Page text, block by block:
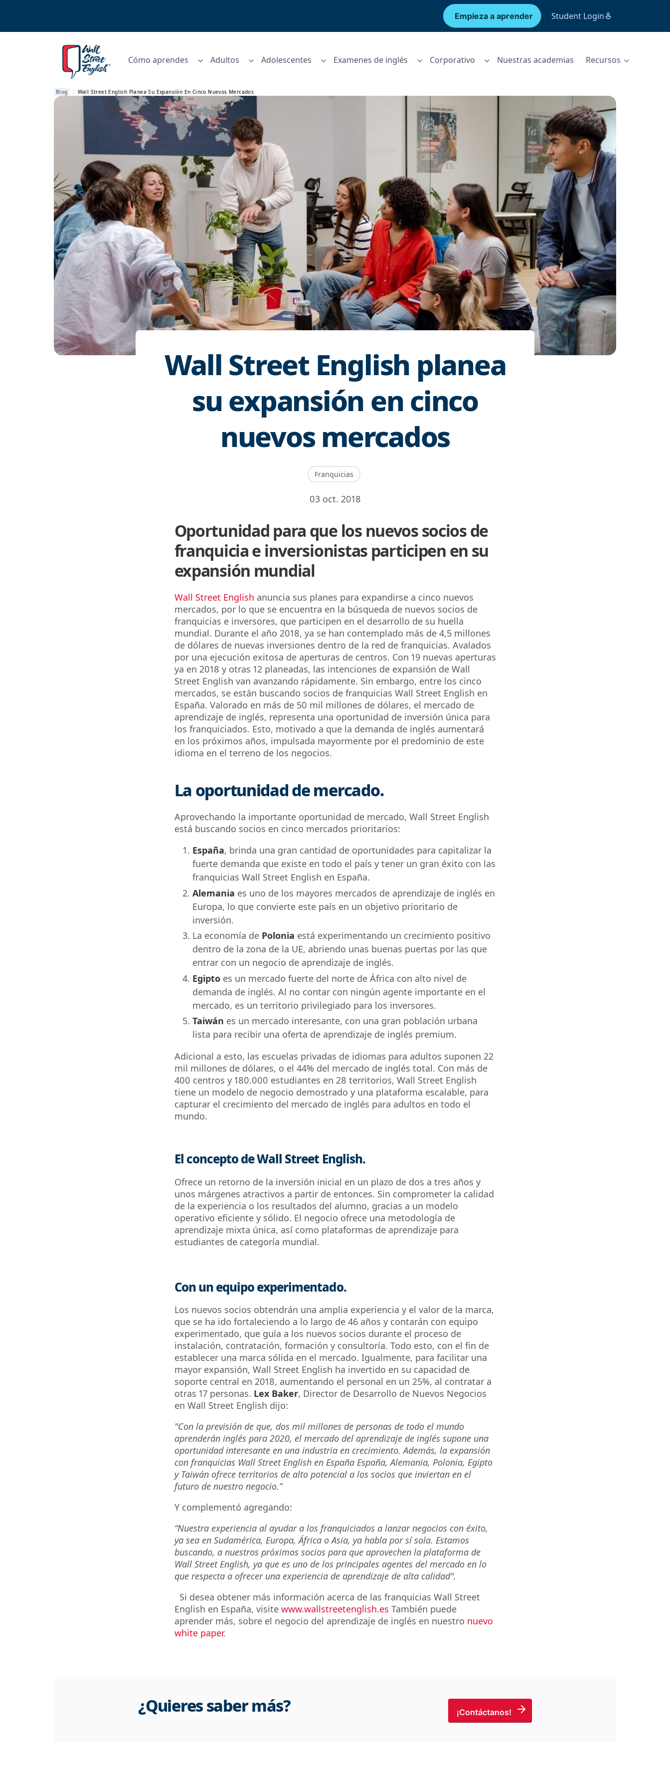
Empieza a aprender Student Login
Cómo aprendes Adultos Adolescentes Examenes de inglés Corporativo Nuestras academias Recursos
Blog Wall Street English Planea Su Expansión En Cinco Nuevos Mercados
Wall Street English planea
su expansión en cinco
nuevos mercados
Franquicias
03 oct. 2018
Oportunidad para que los nuevos socios de
franquicia e inversionistas participen en su
expansión mundial
Wall Street English anuncia sus planes para expandirse a cinco nuevos
mercados, por lo que se encuentra en la búsqueda de nuevos socios de
franquicias e inversores, que participen en el desarrollo de su huella
mundial. Durante el año 2018, ya se han contemplado más de 4,5 millones
de dólares de nuevas inversiones dentro de la red de franquicias. Avalados
por una ejecución exitosa de aperturas de centros. Con 19 nuevas aperturas
ya en 2018 y otras 12 planeadas, las intenciones de expansión de Wall
Street English van avanzando rápidamente. Sin embargo, entre los cinco
mercados, se están buscando socios de franquicias Wall Street English en
España. Valorado en más de 50 mil millones de dólares, el mercado de
aprendizaje de inglés, representa una oportunidad de inversión única para
los franquiciados. Esto, motivado a que la demanda de inglés aumentará
en los próximos años, impulsada mayormente por el predominio de este
idioma en el terreno de los negocios.
La oportunidad de mercado.
Aprovechando la importante oportunidad de mercado, Wall Street English
está buscando socios en cinco mercados prioritarios:
España, brinda una gran cantidad de oportunidades para capitalizar la
fuerte demanda que existe en todo el país y tener un gran éxito con las
franquicias Wall Street English en España.
Alemania es uno de los mayores mercados de aprendizaje de inglés en
Europa, lo que convierte este país en un objetivo prioritario de
inversión.
La economía de Polonia está experimentando un crecimiento positivo
dentro de la zona de la UE, abriendo unas buenas puertas por las que
entrar con un negocio de aprendizaje de inglés.
Egiptoes un mercado fuerte del norte de África con alto nivel de
demanda de inglés. Al no contar con ningún agente importante en el
mercado, es un territorio privilegiado para los inversores.
Taiwán es un mercado interesante, con una gran población urbana
lista para recibir una oferta de aprendizaje de inglés premium.
Adicional a esto, las escuelas privadas de idiomas para adultos suponen 22
mil millones de dólares, o el 44% del mercado de inglés total. Con más de
400 centros y 180.000 estudiantes en 28 territorios, Wall Street English
tiene un modelo de negocio demostrado y una plataforma escalable, para
capturar el crecimiento del mercado de inglés para adultos en todo el
mundo.
El concepto de Wall Street English.
Ofrece un retorno de la inversión inicial en un plazo de dos a tres años y
unos márgenes atractivos a partir de entonces. Sin comprometer la calidad
de la experiencia o los resultados del alumno, gracias a un modelo
operativo eficiente y sólido. El negocio ofrece una metodología de
aprendizaje mixta única, así como plataformas de aprendizaje para
estudiantes de categoría mundial.
Con un equipo experimentado.
Los nuevos socios obtendrán una amplia experiencia y el valor de la marca,
que se ha ido fortaleciendo a lo largo de 46 años y contarán con equipo
experimentado, que guía a los nuevos socios durante el proceso de
instalación, contratación, formación y consultoría. Todo esto, con el fin de
establecer una marca sólida en el mercado. Igualmente, para facilitar una
mayor expansión, Wall Street English ha invertido en su capacidad de
soporte central en 2018, aumentando el personal en un 25%, al contratar a
otras 17 personas. Lex Baker, Director de Desarrollo de Nuevos Negocios
en Wall Street English dijo:
"Con la previsión de que, dos mil millones de personas de todo el mundo
aprenderán inglés para 2020, el mercado del aprendizaje de inglés supone una
oportunidad interesante en una industria en crecimiento. Además, la expansión
con franquicias Wall Street English en España España, Alemania, Polonia, Egipto
y Taiwán ofrece territorios de alto potencial a los socios que inviertan en el
futuro de nuestro negocio.”
Y complementó agregando:
“Nuestra experiencia al ayudar a los franquiciados a lanzar negocios con éxito,
ya sea en Sudamérica, Europa, África o Asia, ya habla por sí sola. Estamos
buscando, a nuestros próximos socios para que aprovechen la plataforma de
Wall Street English, ya que es uno de los principales agentes del mercado en lo
que respecta a ofrecer una experiencia de aprendizaje de alta calidad".
Si desea obtener más información acerca de las franquicias Wall Street
English en España, visite www.wallstreetenglish.es También puede
aprender más, sobre el negocio del aprendizaje de inglés en nuestro nuevo
white paper.
¿Quieres saber más? ¡Contáctanos!